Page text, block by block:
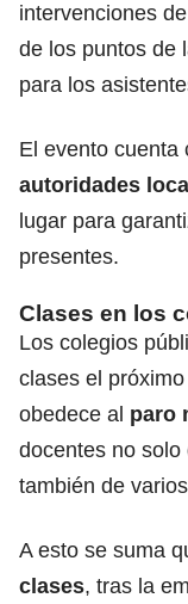
intervenciones
de los puntos de
para los
El evento cuenta
autoridades
lugar para
presentes.
Clases en los
Los colegios
clases el
obedece al paro
docentes no
también de
A esto se suma
clases, tras la